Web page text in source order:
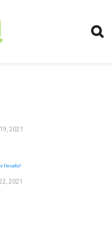
2021
llevarlo?
2021